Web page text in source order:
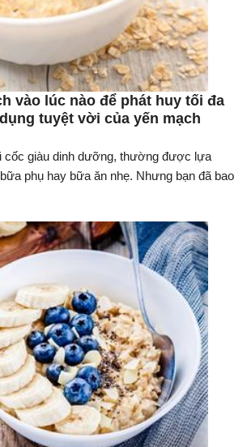
vào lúc nào để phát huy tối đa
tuyệt vời của yến mạch
cốc giàu dinh dưỡng, thường được lựa
phụ hay bữa ăn nhẹ. Nhưng bạn đã bao